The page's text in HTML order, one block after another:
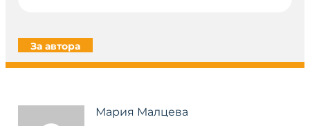
За автора
Мария Малцева